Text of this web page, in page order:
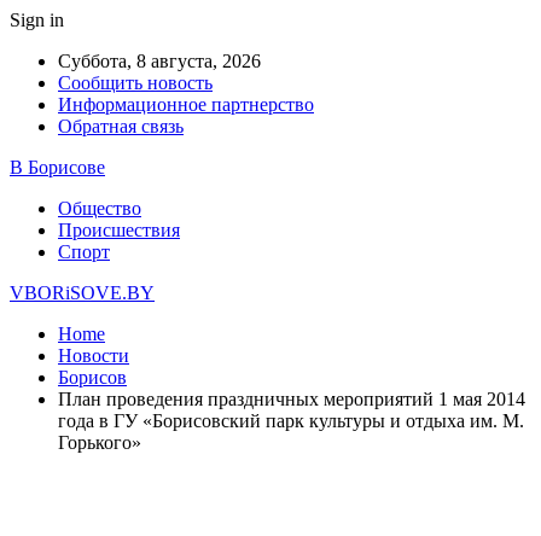
Sign in
Суббота, 8 августа, 2026
Сообщить новость
Информационное партнерство
Обратная связь
В Борисове
Общество
Происшествия
Спорт
VBORiSOVE.BY
Home
Новости
Борисов
План проведения праздничных мероприятий 1 мая 2014
года в ГУ «Борисовский парк культуры и отдыха им. М.
Горького»